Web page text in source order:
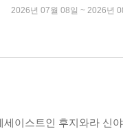
2026년 07월 08일 ~ 2026년
이스트인 후지와라 신